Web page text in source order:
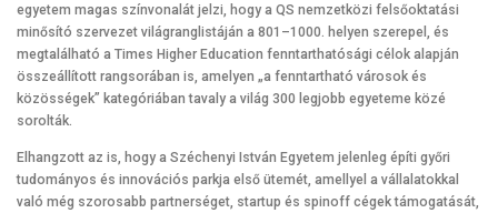
egyetem magas színvonalát jelzi, hogy a QS nemzetközi felsőoktatási
minősító szervezet világranglistáján a 801–1000. helyen szerepel, és
megtalálható a Times Higher Education fenntarthatósági célok alapján
összeállított rangsorában is, amelyen „a fenntartható városok és
közösségek” kategóriában tavaly a világ 300 legjobb egyeteme közé
sorolták.
Elhangzott az is, hogy a Széchenyi István Egyetem jelenleg építi győri
tudományos és innovációs parkja első ütemét, amellyel a vállalatokkal
való még szorosabb partnerséget, startup és spinoff cégek támogatását,